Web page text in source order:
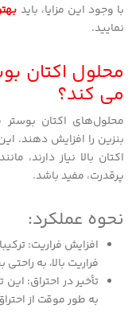
با وجود این مزایا، باید
نمایید.
محلول اکتان
می کند؟
محلول‌های اکتان
بنزین را افزایش دهند.
اکتان بالا نیاز دارند،
پرقدرت، مفید باشد.
نحوه عملکرد:
افزایش فراریت:
فراریت بالا، به
تأخیر در احتراق: این
به طور موقت از